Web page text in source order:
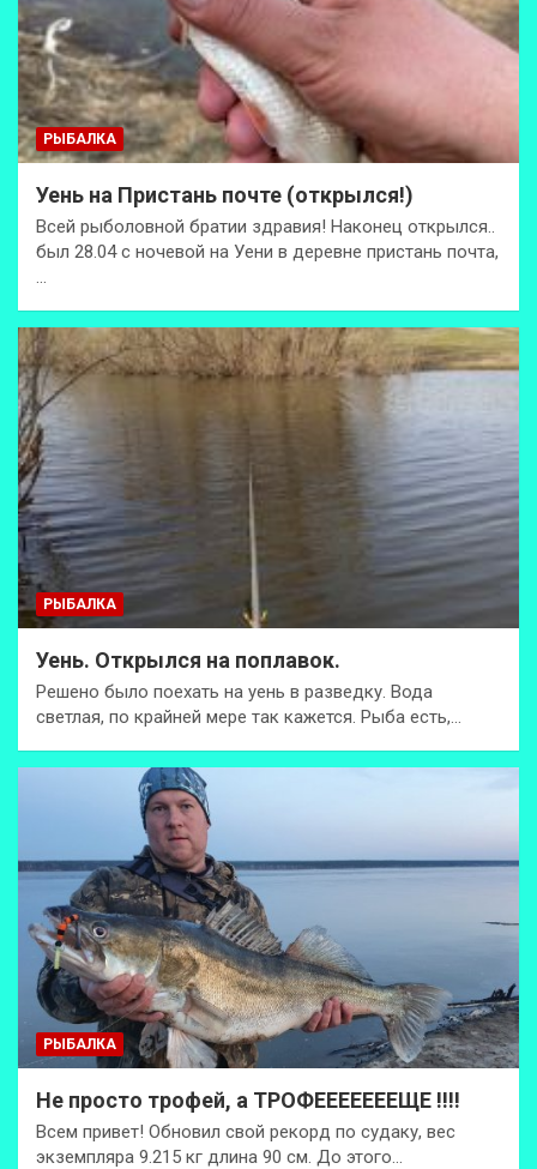
РЫБАЛКА
Уень на Пристань почте (открылся!)
Всей рыболовной братии здравия! Наконец открылся..
был 28.04 с ночевой на Уени в деревне пристань почта,
…
РЫБАЛКА
Уень. Открылся на поплавок.
Решено было поехать на уень в разведку. Вода
светлая, по крайней мере так кажется. Рыба есть,…
РЫБАЛКА
Не просто трофей, а ТРОФЕЕЕЕЕЕЕЩЕ !!!!
Всем привет! Обновил свой рекорд по судаку, вес
экземпляра 9.215 кг длина 90 см. До этого…